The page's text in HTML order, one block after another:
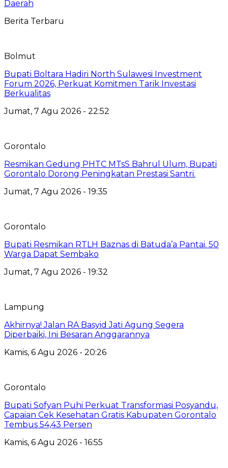
Daerah
Berita Terbaru
Bolmut
Bupati Boltara Hadiri North Sulawesi Investment
Forum 2026, Perkuat Komitmen Tarik Investasi
Berkualitas
Jumat, 7 Agu 2026 - 22:52
Gorontalo
Resmikan Gedung PHTC MTsS Bahrul Ulum, Bupati
Gorontalo Dorong Peningkatan Prestasi Santri.
Jumat, 7 Agu 2026 - 19:35
Gorontalo
Bupati Resmikan RTLH Baznas di Batuda’a Pantai. 50
Warga Dapat Sembako
Jumat, 7 Agu 2026 - 19:32
Lampung
Akhirnya! Jalan RA Basyid Jati Agung Segera
Diperbaiki, Ini Besaran Anggarannya
Kamis, 6 Agu 2026 - 20:26
Gorontalo
Bupati Sofyan Puhi Perkuat Transformasi Posyandu,
Capaian Cek Kesehatan Gratis Kabupaten Gorontalo
Tembus 54,43 Persen
Kamis, 6 Agu 2026 - 16:55